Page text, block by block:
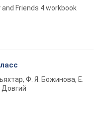
and Friends 4 workbook
Ф. Я. Божинова, Е.
Довгий